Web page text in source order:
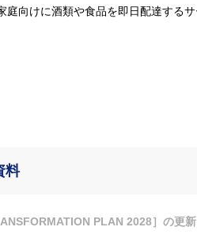
庭向けに酒類や食品を即日配達する
料
PLAN 2028］の更